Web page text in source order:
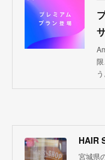
う
HAIR
宮城県